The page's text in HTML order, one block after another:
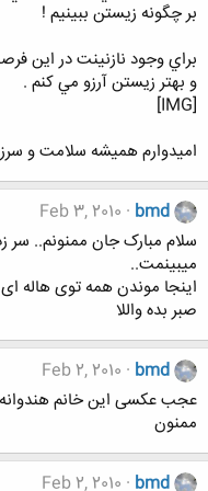
بر چگونه زيستن ببينيم !
براي وجود نازنينت در اين
و بهتر زيستن آرزو مي كنم .
[IMG]
اميدوارم هميشه سلامت و
bmd
Feb 3, 2010
سلام مبارک جان ممنونم.. سر
میبینمت..
اینجا موندن همه توی هاله
صبر بده واللا
bmd
Feb 2, 2010
عجب عکسی این خانم
ممنون
bmd
Feb 2, 2010